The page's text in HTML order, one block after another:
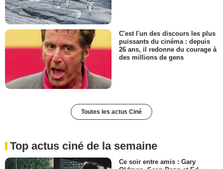
C'est l'un des discours les plus
puissants du cinéma : depuis
26 ans, il redonne du courage à
des millions de gens
Toutes les actus Ciné
Top actus ciné de la semaine
Ce soir entre amis : Gary